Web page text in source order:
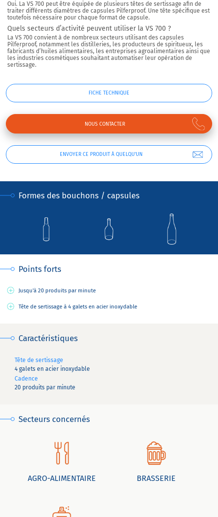
Oui. La VS 700 peut être équipée de plusieurs têtes de sertissage afin de
traiter différents diamètres de capsules Pilferproof. Une tête spécifique est
toutefois nécessaire pour chaque format de capsule.
Quels secteurs d’activité peuvent utiliser la VS 700 ?
La VS 700 convient à de nombreux secteurs utilisant des capsules
Pilferproof, notamment les distilleries, les producteurs de spiritueux, les
fabricants d’huiles alimentaires, les entreprises agroalimentaires ainsi que
les industries cosmétiques souhaitant automatiser leur opération de
sertissage.
ENVOYER CE PRODUIT À QUELQU'UN
FICHE TECHNIQUE
NOUS CONTACTER
Formes des bouchons / capsules
Points forts
Jusqu'à 20 produits par minute
Tête de sertissage à 4 galets en acier inoxydable
Caractéristiques
Tête de sertissage
4 galets en acier inoxydable
Cadence
20 produits par minute
Secteurs concernés
AGRO-ALIMENTAIRE BRASSERIE